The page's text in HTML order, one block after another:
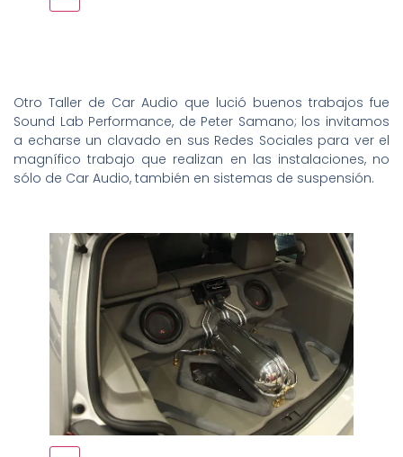
Otro Taller de Car Audio que lució buenos trabajos fue
Sound Lab Performance, de Peter Samano; los invitamos
a echarse un clavado en sus Redes Sociales para ver el
magnífico trabajo que realizan en las instalaciones, no
sólo de Car Audio, también en sistemas de suspensión.